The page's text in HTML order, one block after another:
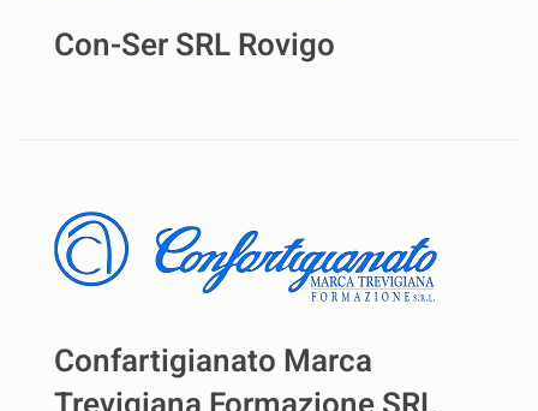
Con-Ser SRL Rovigo
Confartigianato Marca